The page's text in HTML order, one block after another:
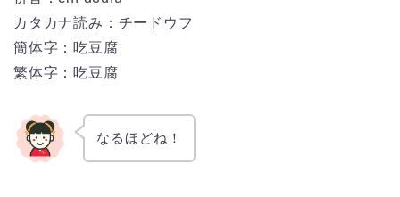
カタカナ読み：チードウフ
簡体字：吃豆腐
繁体字：吃豆腐
なるほどね！